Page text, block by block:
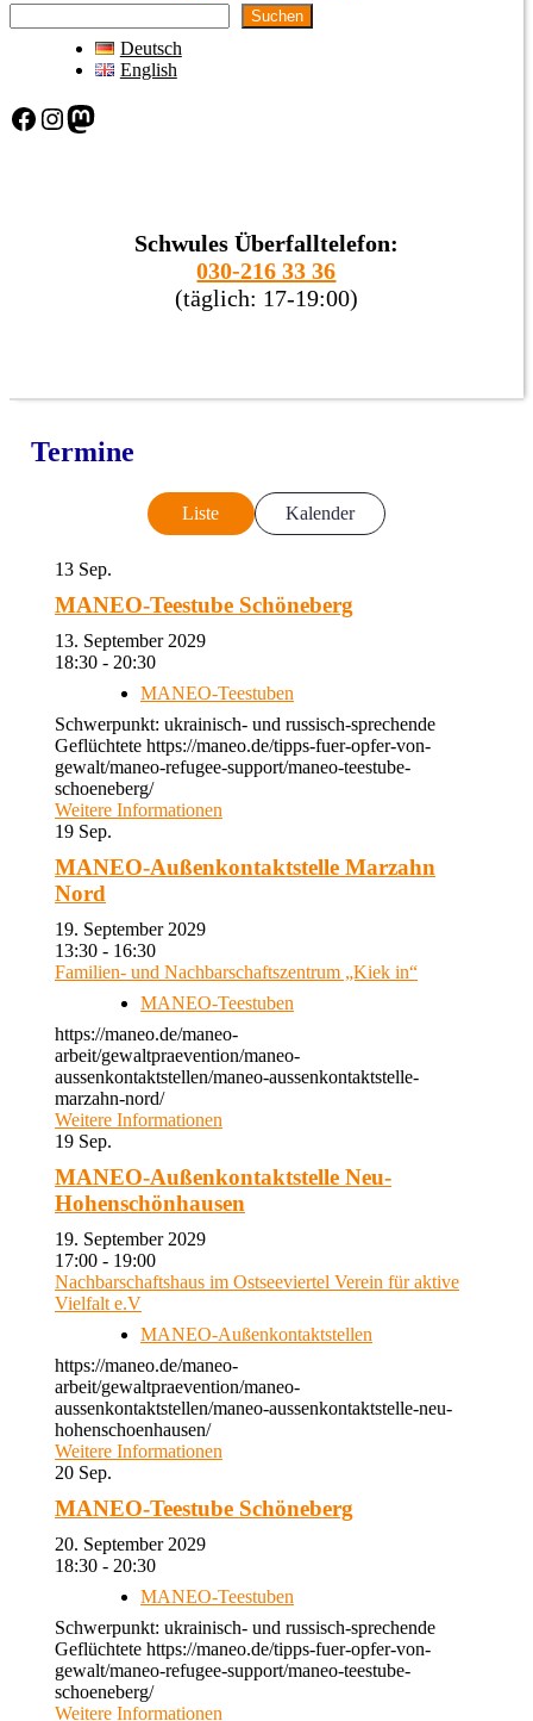
Suchen
Deutsch
English
Facebook Instagram Mastodon
Schwules Überfalltelefon:
030-216 33 36
(täglich: 17-19:00)
Termine
Liste Kalender
13 Sep.
MANEO-Teestube Schöneberg
13. September 2029
18:30 - 20:30
MANEO-Teestuben
Schwerpunkt: ukrainisch- und russisch-sprechende
Geflüchtete https://maneo.de/tipps-fuer-opfer-von-
gewalt/maneo-refugee-support/maneo-teestube-
schoeneberg/
Weitere Informationen
19 Sep.
MANEO-Außenkontaktstelle Marzahn
Nord
19. September 2029
13:30 - 16:30
Familien- und Nachbarschaftszentrum „Kiek in“
MANEO-Teestuben
https://maneo.de/maneo-
arbeit/gewaltpraevention/maneo-
aussenkontaktstellen/maneo-aussenkontaktstelle-
marzahn-nord/
Weitere Informationen
19 Sep.
MANEO-Außenkontaktstelle Neu-
Hohenschönhausen
19. September 2029
17:00 - 19:00
Nachbarschaftshaus im Ostseeviertel Verein für aktive
Vielfalt e.V
MANEO-Außenkontaktstellen
https://maneo.de/maneo-
arbeit/gewaltpraevention/maneo-
aussenkontaktstellen/maneo-aussenkontaktstelle-neu-
hohenschoenhausen/
Weitere Informationen
20 Sep.
MANEO-Teestube Schöneberg
20. September 2029
18:30 - 20:30
MANEO-Teestuben
Schwerpunkt: ukrainisch- und russisch-sprechende
Geflüchtete https://maneo.de/tipps-fuer-opfer-von-
gewalt/maneo-refugee-support/maneo-teestube-
schoeneberg/
Weitere Informationen